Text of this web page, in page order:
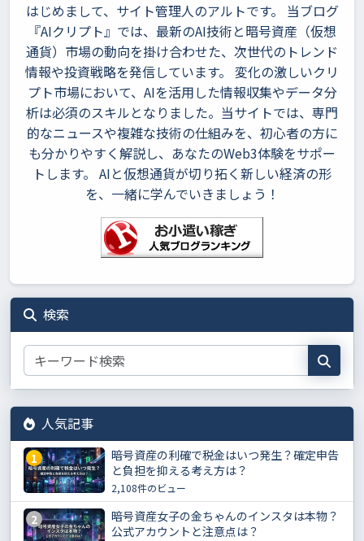
はじめまして、サイト管理人のアルトです。 当ブログ
『AIクリプト』では、最新のAI技術と暗号資産（仮想
通貨）市場の動向を掛け合わせた、次世代のトレンド
情報や投資戦略を発信しています。 変化の激しいクリ
プト市場において、AIを活用した情報収集やデータ分
析は必須のスキルとなりました。当サイトでは、専門
的なニュースや複雑な技術の仕組みを、初心者の方に
も分かりやすく解説し、あなたのWeb3体験をサポー
トします。 AIと仮想通貨が切り拓く新しい経済の形
を、一緒に学んでいきましょう！
検索
人気記事
1
暗号資産の利確で税金はいつ発生？確定申告
と負担を抑える考え方は？
2,108件のビュー
2
暗号資産女子の金ちゃんのインスタは本物？
公式アカウントと注意点は？